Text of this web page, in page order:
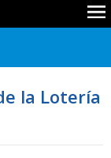
la Lotería